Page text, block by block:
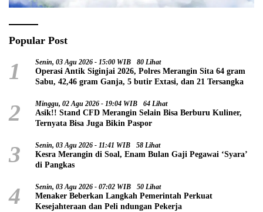
Popular Post
1 Senin, 03 Agu 2026 - 15:00 WIB 80 Lihat
Operasi Antik Siginjai 2026, Polres Merangin Sita 64 gram
Sabu, 42,46 gram Ganja, 5 butir Extasi, dan 21 Tersangka
2 Minggu, 02 Agu 2026 - 19:04 WIB 64 Lihat
Asik!! Stand CFD Merangin Selain Bisa Berburu Kuliner,
Ternyata Bisa Juga Bikin Paspor
3 Senin, 03 Agu 2026 - 11:41 WIB 58 Lihat
Kesra Merangin di Soal, Enam Bulan Gaji Pegawai ‘Syara’
di Pangkas
4 Senin, 03 Agu 2026 - 07:02 WIB 50 Lihat
Menaker Beberkan Langkah Pemerintah Perkuat
Kesejahteraan dan Peli ndungan Pekerja